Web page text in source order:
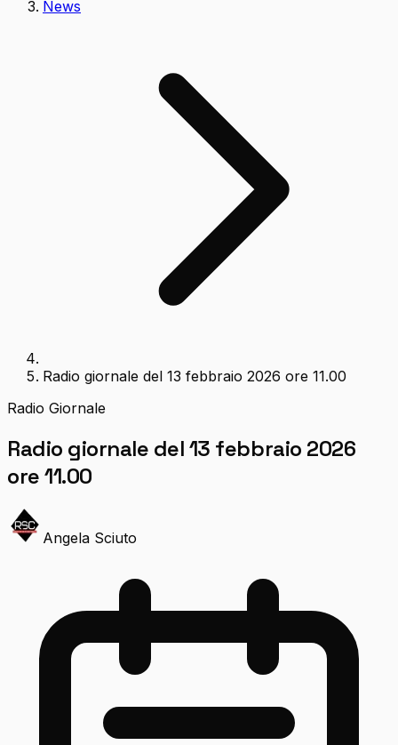
News
Radio giornale del 13 febbraio 2026 ore 11.00
Radio Giornale
Radio giornale del 13 febbraio 2026
ore 11.00
Angela Sciuto